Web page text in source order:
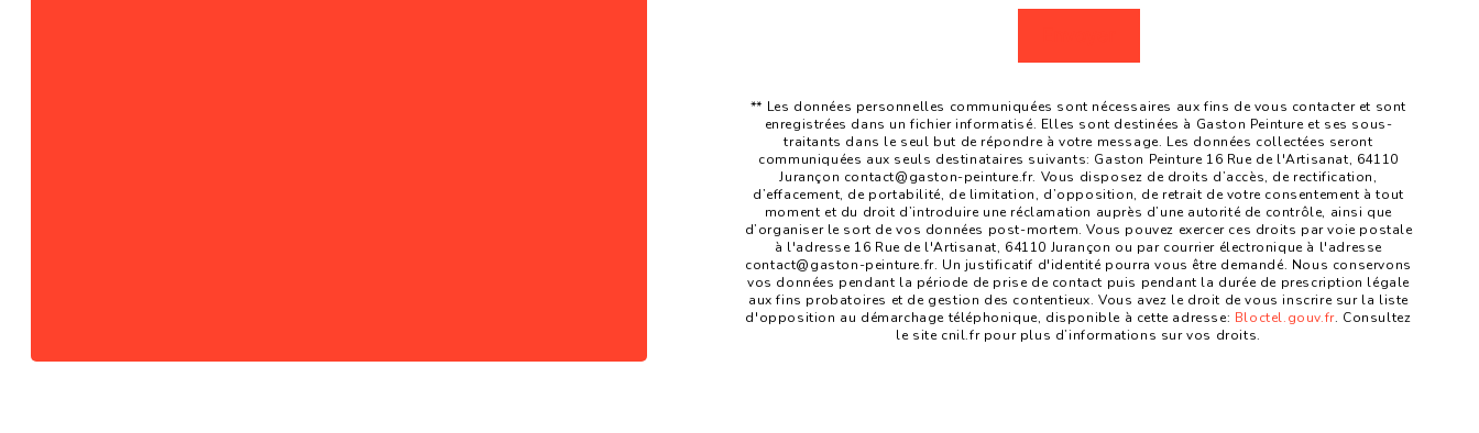
** Les données personnelles communiquées sont nécessaires aux fins de vous contacter et sont
enregistrées dans un fichier informatisé. Elles sont destinées à Gaston Peinture et ses sous-
traitants dans le seul but de répondre à votre message. Les données collectées seront
communiquées aux seuls destinataires suivants: Gaston Peinture 16 Rue de l'Artisanat, 64110
Jurançon contact@gaston-peinture.fr. Vous disposez de droits d’accès, de rectification,
d’effacement, de portabilité, de limitation, d’opposition, de retrait de votre consentement à tout
moment et du droit d’introduire une réclamation auprès d’une autorité de contrôle, ainsi que
d’organiser le sort de vos données post-mortem. Vous pouvez exercer ces droits par voie postale
à l'adresse 16 Rue de l'Artisanat, 64110 Jurançon ou par courrier électronique à l'adresse
contact@gaston-peinture.fr. Un justificatif d'identité pourra vous être demandé. Nous conservons
vos données pendant la période de prise de contact puis pendant la durée de prescription légale
aux fins probatoires et de gestion des contentieux. Vous avez le droit de vous inscrire sur la liste
d'opposition au démarchage téléphonique, disponible à cette adresse: Bloctel.gouv.fr. Consultez
le site cnil.fr pour plus d’informations sur vos droits.